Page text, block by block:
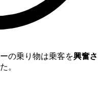
の乗り物は乗客を興奮さ
。